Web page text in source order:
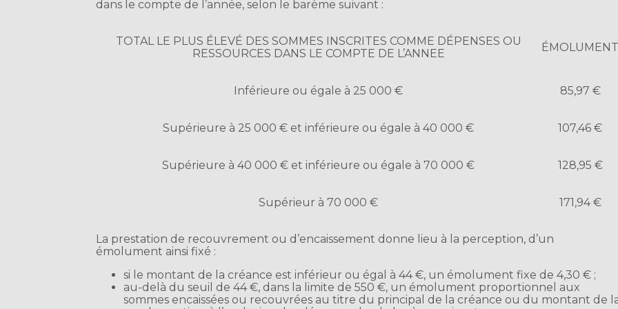
dans le compte de l’année, selon le barème suivant :
TOTAL LE PLUS ÉLEVÉ DES SOMMES INSCRITES COMME DÉPENSES OU
RESSOURCES DANS LE COMPTE DE L’ANNEE
Inférieure ou égale à 25 000 € 85,97 €
Supérieure à 25 000 € et inférieure ou égale à 40 000 € 107,46 €
Supérieure à 40 000 € et inférieure ou égale à 70 000 € 128,95 €
Supérieur à 70 000 € 171,94 €
La prestation de recouvrement ou d’encaissement donne lieu à la perception, d’un
émolument ainsi fixé :
si le montant de la créance est inférieur ou égal à 44 €, un émolument fixe de 4,30 € ;
au-delà du seuil de 44 €, dans la limite de 550 €, un émolument proportionnel aux
sommes encaissées ou recouvrées au titre du principal de la créance ou du montant de